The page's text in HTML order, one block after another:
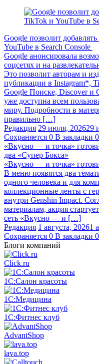
Google позволит
YouTube в Search Console
Google анонсировала
соцсетях и на
Это позволит авторам и
публикации в Instagram*,
Google Поиске, Discover и
уже доступна всем
миру. Подробности в
правильно […]
Редакция 29 июля, 202629
Сохраняется 0 В закладки 0
«Вкусно — и точка»
два «Супер Бокса»
«Вкусно — и точка»
В меню появятся два
одного человека и для
коллекционные ленты с
внутри Genshin Impact.
материалам, акция
сеть «Вкусно — и […]
Редакция 1 августа, 20261
Сохраняется 0 В закладки 0
Блоги компаний
Click.ru
1С:Салон красоты
1С:Медицина
1С:Фитнес клуб
AdvantShop
lava.top